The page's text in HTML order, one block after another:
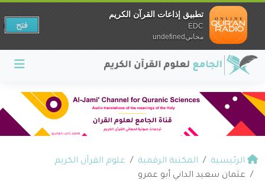
الرئيسية المكتبة الرقمية
علوم القرآن الكريم
عثمان سعيد الداني أبو عمرو
تطبيق إذاعات القرآن الكريم
EDC
مجانيundefined
فتح